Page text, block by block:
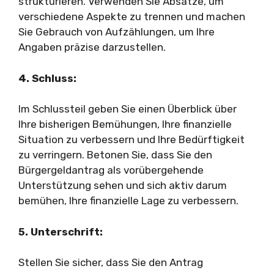
verschiedene Aspekte zu trennen und machen
Sie Gebrauch von Aufzählungen, um Ihre
Angaben präzise darzustellen.
4. Schluss:
Im Schlussteil geben Sie einen Überblick über
Ihre bisherigen Bemühungen, Ihre finanzielle
Situation zu verbessern und Ihre Bedürftigkeit
zu verringern. Betonen Sie, dass Sie den
Bürgergeldantrag als vorübergehende
Unterstützung sehen und sich aktiv darum
bemühen, Ihre finanzielle Lage zu verbessern.
5. Unterschrift:
Stellen Sie sicher, dass Sie den Antrag